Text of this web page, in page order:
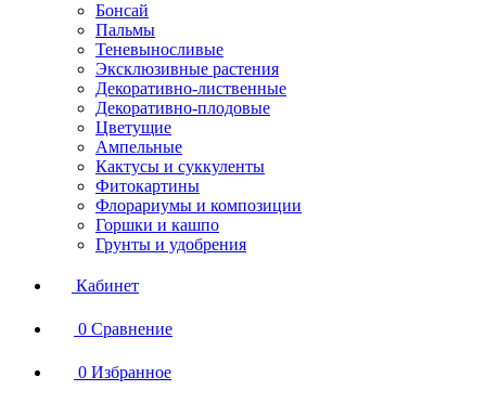
Бонсай
Пальмы
Теневыносливые
Эксклюзивные растения
Декоративно-лиственные
Декоративно-плодовые
Цветущие
Ампельные
Кактусы и суккуленты
Фитокартины
Флорариумы и композиции
Горшки и кашпо
Грунты и удобрения
Кабинет
0 Сравнение
0 Избранное